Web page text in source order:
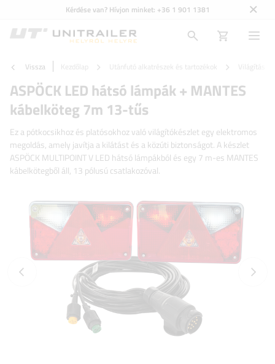
Kérdése van? Hívjon minket: +36 1 901 1381
Vissza Kezdőlap Utánfutó alkatrészek és tartozékok Világítás
ASPÖCK LED hátsó lámpák + MANTES
kábelköteg 7m 13-tűs
Ez a pótkocsikhoz és platósokhoz való világítókészlet egy elektromos
megoldás, amely javítja a kilátást és a közúti biztonságot. A készlet
ASPÖCK MULTIPOINT V LED hátsó lámpákból és egy 7 m-es MANTES
kábelkötegből áll, 13 pólusú csatlakozóval.
Előző fotó